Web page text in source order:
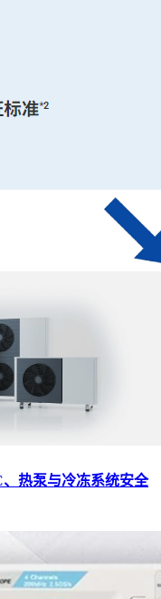
热泵与冷冻系统安全